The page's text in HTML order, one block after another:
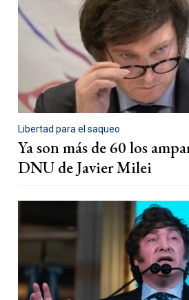
Libertad para el saqueo
Ya son más de 60 los
DNU de Javier Milei